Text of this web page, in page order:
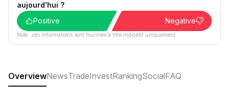
aujourd’hui ?
Positive
Negative
Note : ces informations sont fournies à titre indicatif uniquement.
OverviewNewsTradeInvestRankingSocialFAQ